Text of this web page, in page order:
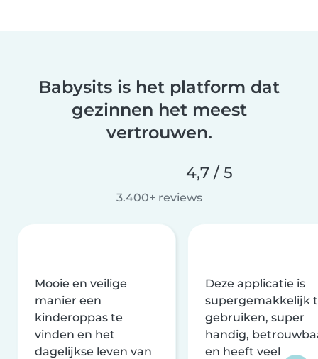
Babysits is het platform dat
gezinnen het meest
vertrouwen.
4,7 / 5
3.400+ reviews
Mooie en veilige
manier een
kinderoppas te
vinden en het
dagelijkse leven van
Deze applicatie is
supergemakkelijk
gebruiken, super
handig,
en heeft veel